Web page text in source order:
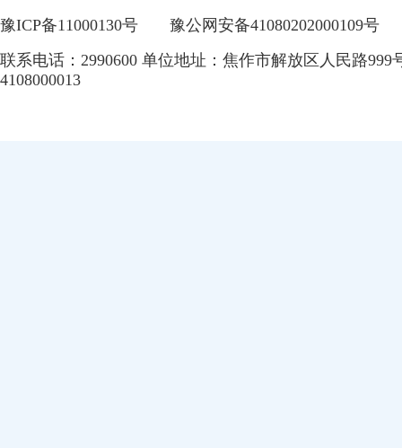
豫ICP备11000130号
豫公网安备41080202000109号
联系电话：2990600 单位地址：焦作市解放区人民路999
4108000013